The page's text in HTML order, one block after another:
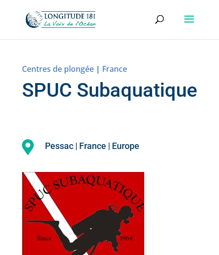
Centres de plongée| France
SPUC Subaquatique
 Pessac | France | Europe